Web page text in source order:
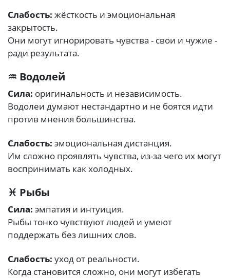
Слабость: жёсткость и эмоциональная
закрытость.
Они могут игнорировать чувства - свои и чужие -
ради результата.
♒ Водолей
Сила: оригинальность и независимость.
Водолеи думают нестандартно и не боятся идти
против мнения большинства.
Слабость: эмоциональная дистанция.
Им сложно проявлять чувства, из-за чего их могут
воспринимать как холодных.
♓ Рыбы
Сила: эмпатия и интуиция.
Рыбы тонко чувствуют людей и умеют
поддержать без лишних слов.
Слабость: уход от реальности.
Когда становится сложно, они могут избегать